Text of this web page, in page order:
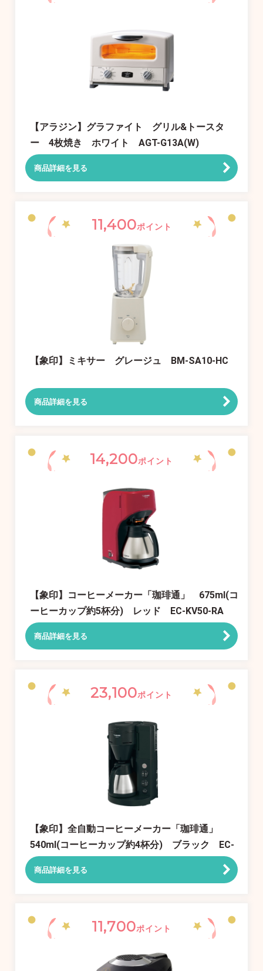
【アラジン】グラファイト グリル&トースタ
ー 4枚焼き ホワイト AGT-G13A(W)
商品詳細を見る
11,400ポイント
【象印】ミキサー グレージュ BM-SA10-HC
商品詳細を見る
14,200ポイント
【象印】コーヒーメーカー「珈琲通」 675ml(コ
ーヒーカップ約5杯分) レッド EC-KV50-RA
商品詳細を見る
23,100ポイント
【象印】全自動コーヒーメーカー「珈琲通」
540ml(コーヒーカップ約4杯分) ブラック EC-
RT40-BA
商品詳細を見る
11,700ポイント